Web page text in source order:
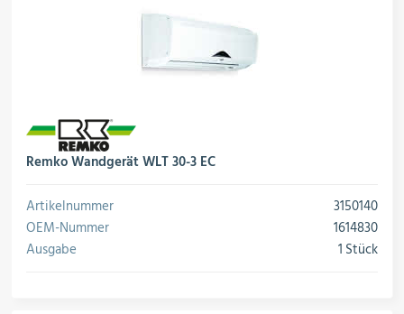
Remko Wandgerät WLT 30-3 EC
Artikelnummer
3150140
OEM-Nummer
1614830
Ausgabe
1 Stück